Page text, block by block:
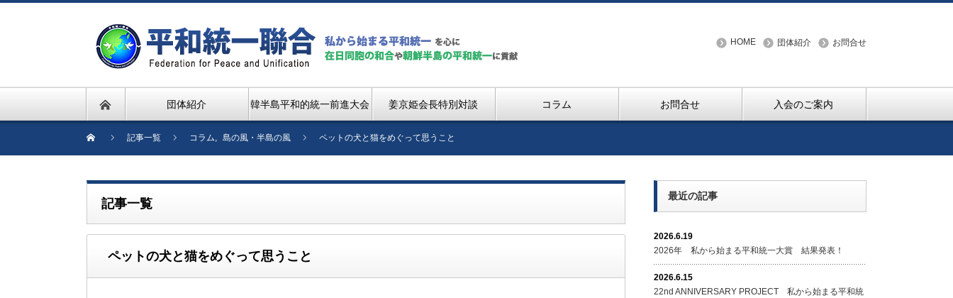
HOME 団体紹介 お問合せ
団体紹介 韓半島平和的統一前進大会 姜京姫会長特別対談 コラム お問合せ 入会のご案内
記事一覧 コラム, 島の風・半島の風 ペットの犬と猫をめぐって思うこと
記事一覧
ペットの犬と猫をめぐって思うこと
最近の記事
2026.6.19
2026年 私から始まる平和統一大賞 結果発表！
2026.6.15
22nd ANNIVERSARY PROJECT 私から始まる平和統